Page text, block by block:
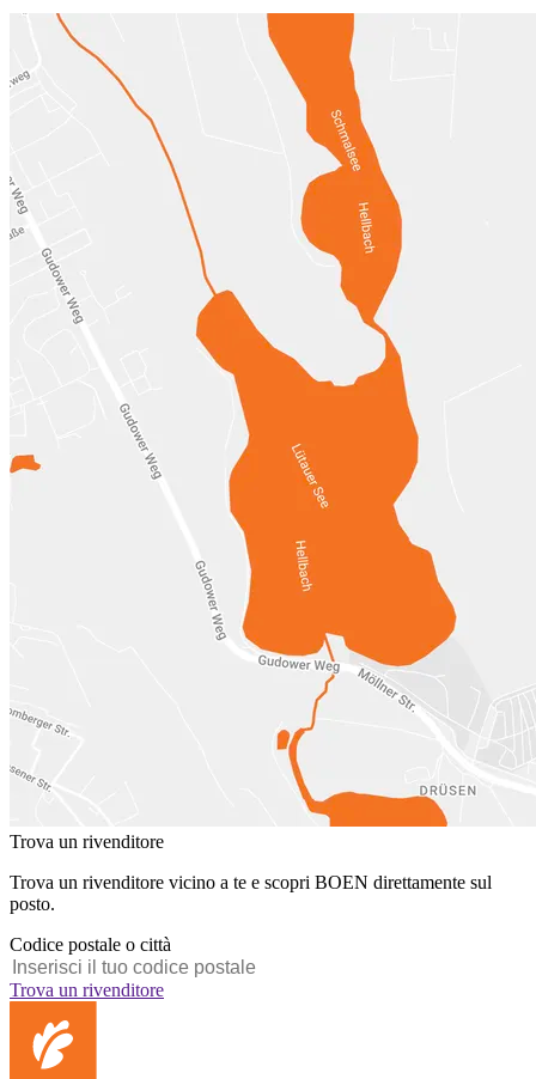
Trova un rivenditore
Trova un rivenditore vicino a te e scopri BOEN direttamente sul
posto.
Codice postale o città
Trova un rivenditore